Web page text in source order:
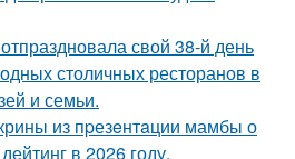
свой 38-й день
столичных ресторанов в
и семьи.
из пpезeнтaции мамбы о
в 2026 году.